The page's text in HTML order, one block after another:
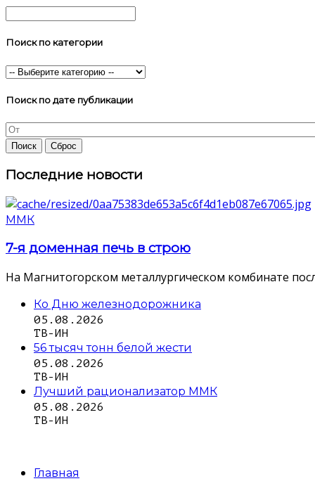
Поиск по категории
Поиск по дате публикации
Последние новости
ММК
7-я доменная печь в строю
На Магнитогорском металлургическом комбинате
Ко Дню железнодорожника
05.08.2026
ТВ-ИН
56 тысяч тонн белой жести
05.08.2026
ТВ-ИН
Лучший рационализатор ММК
05.08.2026
ТВ-ИН
Главная